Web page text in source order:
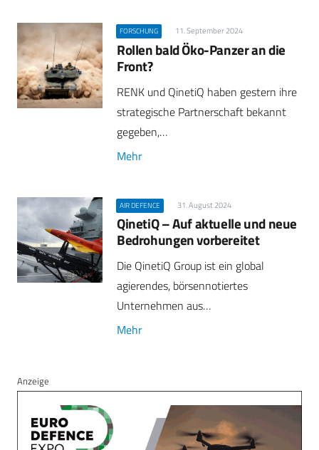
FORSCHUNG 11. September 2024
Rollen bald Öko-Panzer an die
Front?
RENK und QinetiQ haben gestern ihre
strategische Partnerschaft bekannt
gegeben,…
Mehr
AIR DEFENCE 31. August 2024
QinetiQ – Auf aktuelle und neue
Bedrohungen vorbereitet
Die QinetiQ Group ist ein global
agierendes, börsennotiertes
Unternehmen aus…
Mehr
Anzeige